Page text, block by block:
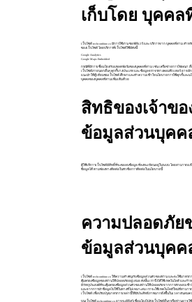
เก็บโดย บุคคล
เว็บไซต์ techcombine.co มีการใช้งาน ซอฟท์แวร์ และ บริการจาก บุคคลที่สาม สำ
ของเว็บไซต์ โดยบริการที่เว็บไซต์ใช้มีดังนี้
Google Analytics
Google Maps Embedded
กรณีที่มีการเชื่อมโยงกับแพลตฟอร์มของบุคคลที่สาม เช่น เครือข่ายการโฆษณา สื่
เว็บไซต์ภายนอกอื่นๆ คุกกี้บางประเภท และ ข้อมูลจราจรทางคอมพิวเตอร์ อาจมี
แนะนำให้ผู้เยี่ยมชมเว็บไซต์ ศึกษาและทำความเข้าใจนโยบายการใช้คุกกี้และน
บุคคลของบุคคลที่สามเพิ่มเติมด้วย
สิทธิของเจ้าขอ
ข้อมูลส่วนบุคค
ผู้ใช้บริการเว็บไซต์มีสิทธิ์ที่จะขอลบข้อมูล ที่ลงทะเบียนอยู่ในระบบ โดยสามารถแจ้
ข้อมูลได้ ตามช่องทางติดต่อในหัวข้อการติดต่อในนโยบายนี้
ความปลอดภัย
ข้อมูลส่วนบุคค
เว็บไซต์ techcombine.co ให้ความสำคัญกับข้อมูลส่วนตัวของท่าน และจะใช้มาตร
คุ้มครองข้อมูลของท่านให้ปลอดภัยอยู่เสมอ ดังนั้น เราจึงได้ใช้เทคโนโลยี และกำ
มีวัตถุประสงค์ที่จะคุ้มครองข้อมูลส่วนตัวของท่านให้ปลอดภัยจากการลักลอบเข้า
และจากการนำข้อมูลไปใช้ในทางที่ไม่เหมาะสม เราจะใช้เทคโนโลยีใหม่ที่สามา
เว็บไซต์ เพื่อปรับปรุงมาตรการเหล่านี้ให้มีประสิทธิภาพมากยิ่งขึ้นในเวลาอันสมค
บนเว็บไซต์ techcombine.co อาจจะมีลิงก์เชื่อมโยงไปยังเว็บไซต์อื่นๆ หรือท่านอาจ